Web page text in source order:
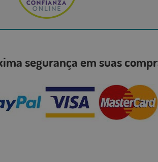
segurança em suas